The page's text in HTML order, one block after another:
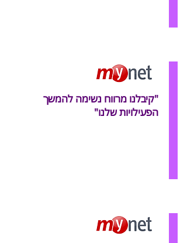
"קיבלנו מרווח נשימה להמשך
הפעילויות שלנו"